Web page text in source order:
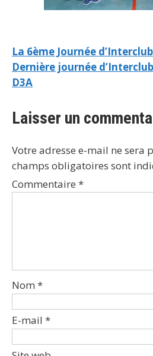
La 6ème Journée
Dernière journée
D3A
Laisser un
Votre adresse e-mail ne sera
champs obligatoires sont
Commentaire *
Nom *
E-mail *